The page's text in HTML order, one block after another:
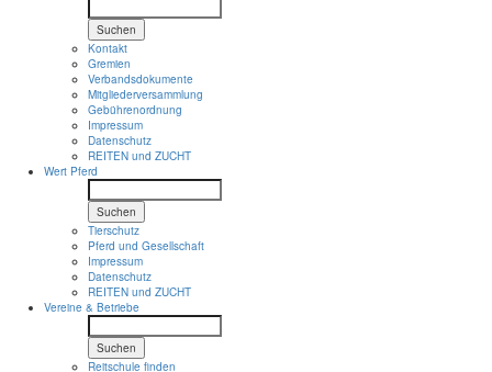
Suchen
Kontakt
Gremien
Verbandsdokumente
Mitgliederversammlung
Gebührenordnung
Impressum
Datenschutz
REITEN und ZUCHT
Wert Pferd
Suchen
Tierschutz
Pferd und Gesellschaft
Impressum
Datenschutz
REITEN und ZUCHT
Vereine & Betriebe
Suchen
Reitschule finden